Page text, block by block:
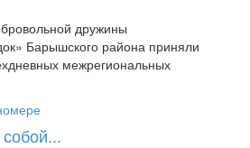
дружины
Барышского района приняли
межрегиональных